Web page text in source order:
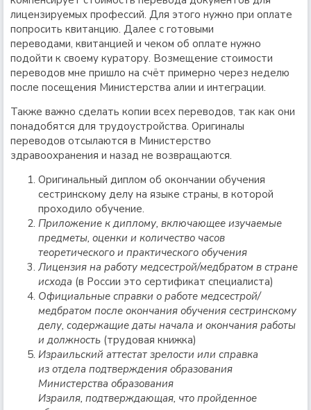
лицензируемых профессий. Для этого нужно при оплате
попросить квитанцию. Далее с готовыми
переводами, квитанцией и чеком об оплате нужно
подойти к своему куратору. Возмещение стоимости
переводов мне пришло на счёт примерно через неделю
после посещения Министерства алии и интеграции.
Также важно сделать копии всех переводов, так как они
понадобятся для трудоустройства. Оригиналы
переводов отсылаются в Министерство
здравоохранения и назад не возвращаются.
Оригинальный диплом об окончании обучения
сестринскому делу на языке страны, в которой
проходило обучение.
Приложение к диплому, включающее изучаемые
предметы, оценки и количество часов
теоретического и практического обучения
Лицензия на работу медсестрой/медбратом в стране
исхода (в России это сертификат специалиста)
Официальные справки о работе медсестрой/
медбратом после окончания обучения сестринскому
делу, содержащие даты начала и окончания работы
и должность (трудовая книжка)
Израильский аттестат зрелости или справка
из отдела подтверждения образования
Министерства образования
Израиля, подтверждающая, что пройденное